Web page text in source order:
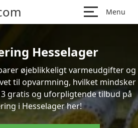
Menu
Hesselager
øjeblikkeligt varmeudgifter og
til opvarmning, hvilket mindsker
3 gratis og uforpligtende tilbud på
i Hesselager her!